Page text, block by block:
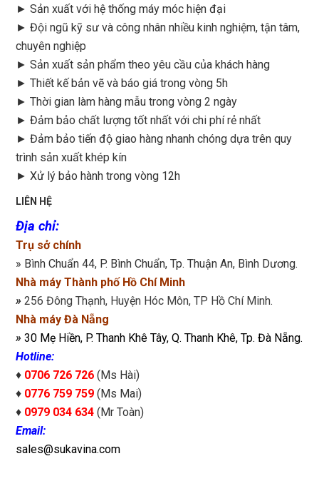
► Sản xuất với hệ thống máy móc hiện đại
► Đội ngũ kỹ sư và công nhân nhiều kinh nghiệm, tận tâm,
chuyên nghiệp
► Sản xuất sản phẩm theo yêu cầu của khách hàng
► Thiết kế bản vẽ và báo giá trong vòng 5h
► Thời gian làm hàng mẫu trong vòng 2 ngày
► Đảm bảo chất lượng tốt nhất với chi phí rẻ nhất
► Đảm bảo tiến độ giao hàng nhanh chóng dựa trên quy
trình sản xuất khép kín
► Xử lý bảo hành trong vòng 12h
LIÊN HỆ
Địa chỉ:
Trụ sở chính
» Bình Chuẩn 44, P. Bình Chuẩn, Tp. Thuận An, Bình Dương.
Nhà máy Thành phố Hồ Chí Minh
» 256 Đông Thạnh, Huyện Hóc Môn, TP Hồ Chí Minh.
Nhà máy Đà Nẵng
» 30 Mẹ Hiền, P. Thanh Khê Tây, Q. Thanh Khê, Tp. Đà Nẵng.
Hotline:
♦ 0706 726 726(Ms Hài)
♦ 0776 759 759(Ms Mai)
♦ 0979 034 634 (Mr Toàn)
Email:
sales@sukavina.com